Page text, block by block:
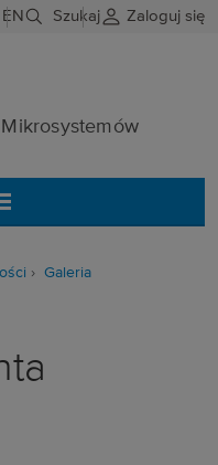
EN Szukaj Zaloguj się
Galeria